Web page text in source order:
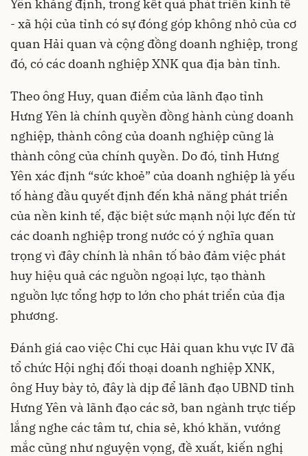
Yên khẳng định, trong kết quả phát triển kinh tế
- xã hội của tỉnh có sự đóng góp không nhỏ của cơ
quan Hải quan và cộng đồng doanh nghiệp, trong
đó, có các doanh nghiệp XNK qua địa bàn tỉnh.
Theo ông Huy, quan điểm của lãnh đạo tỉnh
Hưng Yên là chính quyền đồng hành cùng doanh
nghiệp, thành công của doanh nghiệp cũng là
thành công của chính quyền. Do đó, tỉnh Hưng
Yên xác định “sức khoẻ” của doanh nghiệp là yếu
tố hàng đầu quyết định đến khả năng phát triển
của nền kinh tế, đặc biệt sức mạnh nội lực đến từ
các doanh nghiệp trong nước có ý nghĩa quan
trọng vì đây chính là nhân tố bảo đảm việc phát
huy hiệu quả các nguồn ngoại lực, tạo thành
nguồn lực tổng hợp to lớn cho phát triển của địa
phương.
Đánh giá cao việc Chi cục Hải quan khu vực IV đã
tổ chức Hội nghị đối thoại doanh nghiệp XNK,
ông Huy bày tỏ, đây là dịp để lãnh đạo UBND tỉnh
Hưng Yên và lãnh đạo các sở, ban ngành trực tiếp
lắng nghe các tâm tư, chia sẻ, khó khăn, vướng
mắc cũng như nguyện vọng, đề xuất, kiến nghị